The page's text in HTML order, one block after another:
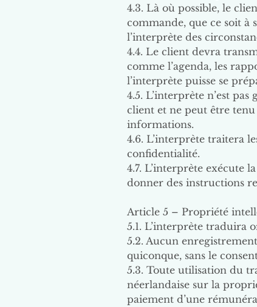
4.3. Là où possible, le
commande, que ce soit
l’interprète des
4.4. Le client devra
comme l’agenda, les
l’interprète puisse se
4.5. L’interprète n’est
client et ne peut être tenu
informations.
4.6. L’interprète traitera
confidentialité.
4.7. L’interprète exécute
donner des instructions
Article 5 – Propriété
5.1. L’interprète traduira
5.2. Aucun
quiconque, sans le
5.3. Toute utilisation du
néerlandaise sur la
paiement d’une